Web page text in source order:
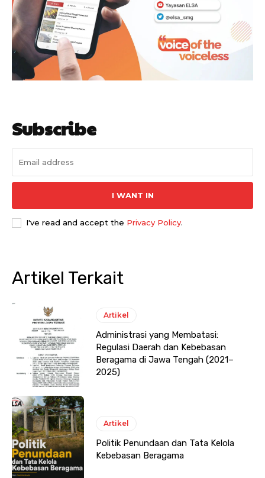
Subscribe
I WANT IN
I've read and accept the Privacy Policy.
Artikel Terkait
Artikel
Administrasi yang Membatasi:
Regulasi Daerah dan Kebebasan
Beragama di Jawa Tengah (2021–
2025)
Artikel
Politik Penundaan dan Tata Kelola
Kebebasan Beragama